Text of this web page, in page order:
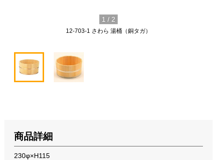
12-703-1 さわら 湯桶（銅タガ）
1 / 2
商品詳細
230φ×H115